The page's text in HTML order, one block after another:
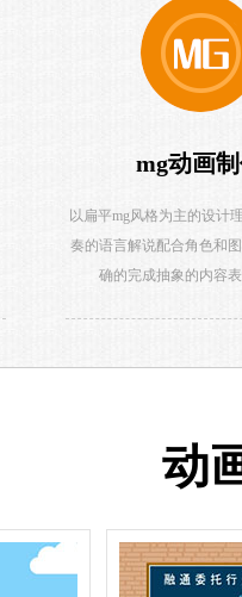
mg动画
以扁平mg风格为主的设计
奏的语言解说配合角色和
确的完成抽象的内容
动